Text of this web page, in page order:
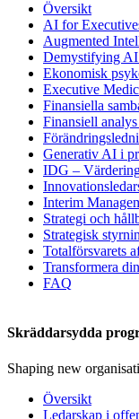
Översikt
AI for
Augmented
Demystifying AI
Ekonomisk
Executive
Finansiella
Finansiell
Generativ AI i
IDG –
Interim
Strategi och
Strategisk
Totalförsvarets
Transformera
FAQ
Skräddarsydda
Shaping new
Översikt
Ledarskap i